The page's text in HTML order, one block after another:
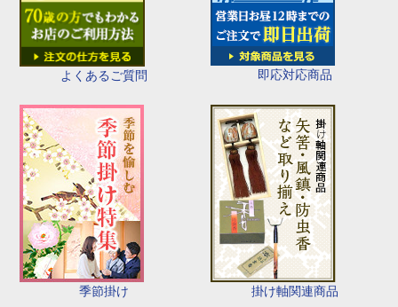
よくあるご質問 即応対応商品
季節掛け 掛け軸関連商品